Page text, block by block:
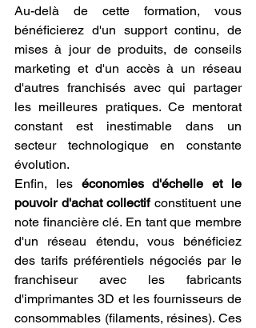
Au-delà de cette formation, vous
bénéficierez d'un support continu, de
mises à jour de produits, de conseils
marketing et d'un accès à un réseau
d'autres franchisés avec qui partager
les meilleures pratiques. Ce mentorat
constant est inestimable dans un
secteur technologique en constante
évolution.
Enfin, les économies d'échelle et le
pouvoir d'achat collectif constituent une
note financière clé. En tant que membre
d'un réseau étendu, vous bénéficiez
des tarifs préférentiels négociés par le
franchiseur avec les fabricants
d'imprimantes 3D et les fournisseurs de
consommables (filaments, résines). Ces